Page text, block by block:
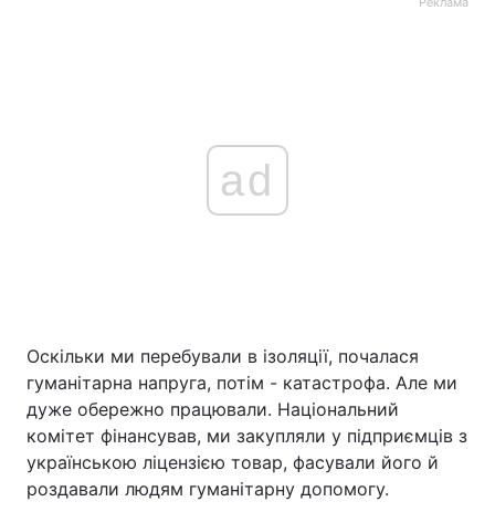
ad
Оскільки ми перебували в ізоляції, почалася
гуманітарна напруга, потім - катастрофа. Але ми
дуже обережно працювали. Національний
комітет фінансував, ми закупляли у підприємців з
українською ліцензією товар, фасували його й
роздавали людям гуманітарну допомогу.